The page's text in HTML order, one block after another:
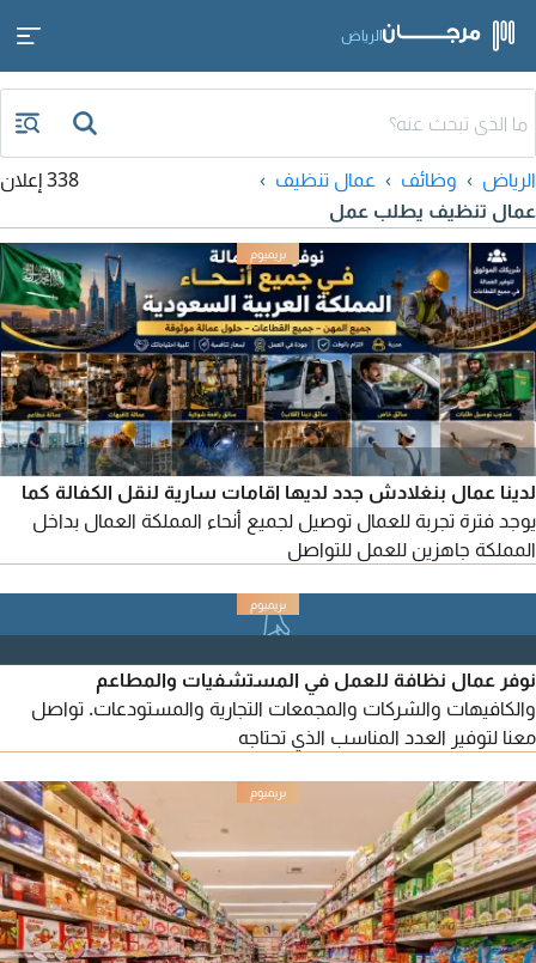
الرياض
الرياض وظائف
عمال تنظيف
عمال تنظيف يطلب عمل
338 إعلان
لدينا عمال بنغلادش جدد لديها اقامات سارية لنقل الكفالة كما
يوجد فترة تجربة للعمال توصيل لجميع أنحاء المملكة العمال بداخل
المملكة جاهزين للعمل للتواصل
نوفر عمال نظافة للعمل في المستشفيات والمطاعم
والكافيهات والشركات والمجمعات التجارية والمستودعات. تواصل
معنا لتوفير العدد المناسب الذي تحتاجه